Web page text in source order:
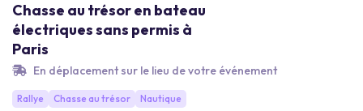
Chasse au trésor en bateau
électriques sans permis à
Paris
En déplacement sur le lieu de votre événement
Rallye Chasse au trésor Nautique